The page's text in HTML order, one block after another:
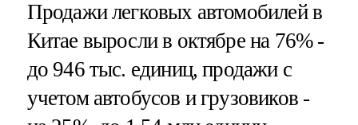
Продажи легковых автомобилей в
Китае выросли в октябре на 76% -
до 946 тыс. единиц, продажи с
учетом автобусов и грузовиков -